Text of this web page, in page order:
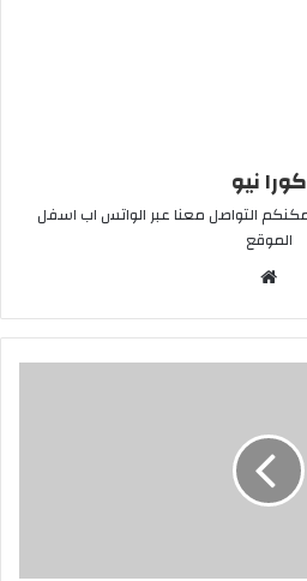
كورا نيو
التواصل معنا عبر الواتس اب اسفل
الموقع